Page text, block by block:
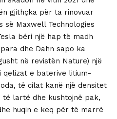
gjithçka për ta rinovuar
së Maxwell Technologies
bëri një hap të madh
dhe Dahn sapo ka
në revistën Nature) një
qelizat e baterive litium-
të cilat kanë një densitet
të lartë dhe kushtojnë pak,
huqin e keq për të marrë